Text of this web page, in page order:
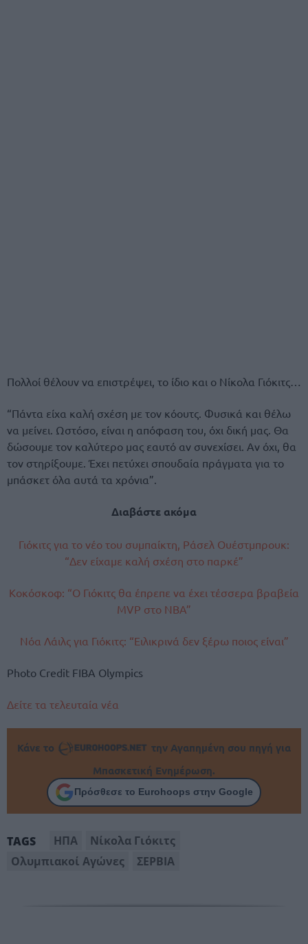
Πολλοί θέλουν να επιστρέψει, το ίδιο και ο Νίκολα Γιόκιτς…
“Πάντα είχα καλή σχέση με τον κόουτς. Φυσικά και θέλω
να μείνει. Ωστόσο, είναι η απόφαση του, όχι δική μας. Θα
δώσουμε τον καλύτερο μας εαυτό αν συνεχίσει. Αν όχι, θα
τον στηρίξουμε. Έχει πετύχει σπουδαία πράγματα για το
μπάσκετ όλα αυτά τα χρόνια”.
Διαβάστε ακόμα
Γιόκιτς για το νέο του συμπαίκτη, Ράσελ Ουέστμπρουκ:
“Δεν είχαμε καλή σχέση στο παρκέ”
Κοκόσκοφ: “Ο Γιόκιτς θα έπρεπε να έχει τέσσερα βραβεία
MVP στο NBA”
Νόα Λάιλς για Γιόκιτς: “Ειλικρινά δεν ξέρω ποιος είναι”
Photo Credit FIBA Olympics
Δείτε τα τελευταία νέα
Κάνε το
την Αγαπημένη σου πηγή για
Μπασκετική Ενημέρωση.
Πρόσθεσε το Eurohoops στην Google
TAGS ΗΠΑ
Νίκολα Γιόκιτς
Ολυμπιακοί Αγώνες
ΣΕΡΒΙΑ